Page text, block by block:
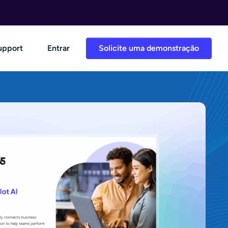
Solicite uma demonstração
Entrar